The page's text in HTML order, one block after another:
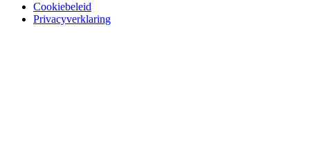
Cookiebeleid
Privacyverklaring